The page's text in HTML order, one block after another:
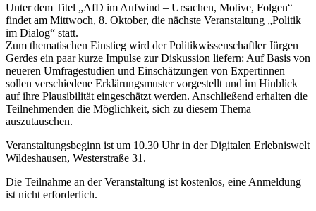
Unter dem Titel „AfD im Aufwind – Ursachen, Motive, Folgen“
findet am Mittwoch, 8. Oktober, die nächste Veranstaltung „Politik
im Dialog“ statt.
Zum thematischen Einstieg wird der Politikwissenschaftler Jürgen
Gerdes ein paar kurze Impulse zur Diskussion liefern: Auf Basis von
neueren Umfragestudien und Einschätzungen von Expertinnen
sollen verschiedene Erklärungsmuster vorgestellt und im Hinblick
auf ihre Plausibilität eingeschätzt werden. Anschließend erhalten die
Teilnehmenden die Möglichkeit, sich zu diesem Thema
auszutauschen.
Veranstaltungsbeginn ist um 10.30 Uhr in der Digitalen Erlebniswelt
Wildeshausen, Westerstraße 31.
Die Teilnahme an der Veranstaltung ist kostenlos, eine Anmeldung
ist nicht erforderlich.